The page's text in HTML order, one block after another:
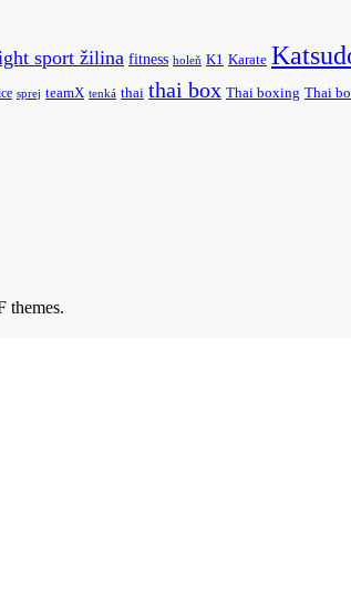
sport žilina fitness holeň K1 Karate
sprej teamX tenká thai thai box Thai boxing Thai
themes.